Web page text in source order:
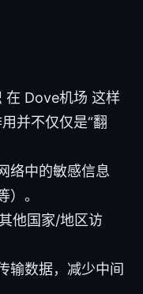
在 Dove机场 这样
并不仅仅是“翻
络中的敏感信息
）。
他国家/地区访
输数据，减少中间